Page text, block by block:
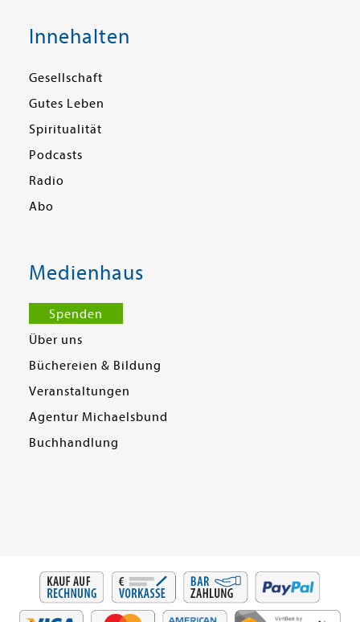
Innehalten
Gesellschaft
Gutes Leben
Spiritualität
Podcasts
Radio
Abo
Medienhaus
Spenden
Über uns
Büchereien & Bildung
Veranstaltungen
Agentur Michaelsbund
Buchhandlung